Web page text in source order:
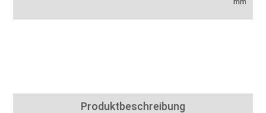
Produktbeschreibung